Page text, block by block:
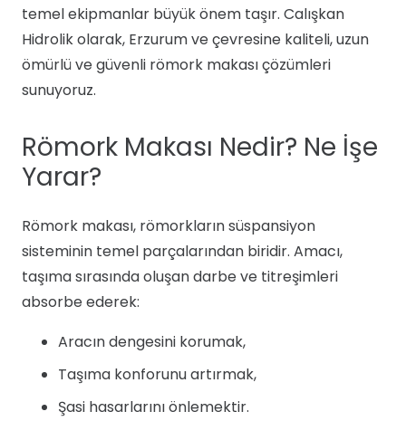
temel ekipmanlar büyük önem taşır. Calışkan
Hidrolik olarak, Erzurum ve çevresine kaliteli, uzun
ömürlü ve güvenli römork makası çözümleri
sunuyoruz.
Römork Makası Nedir? Ne İşe
Yarar?
Römork makası, römorkların süspansiyon
sisteminin temel parçalarından biridir. Amacı,
taşıma sırasında oluşan darbe ve titreşimleri
absorbe ederek:
Aracın dengesini korumak,
Taşıma konforunu artırmak,
Şasi hasarlarını önlemektir.